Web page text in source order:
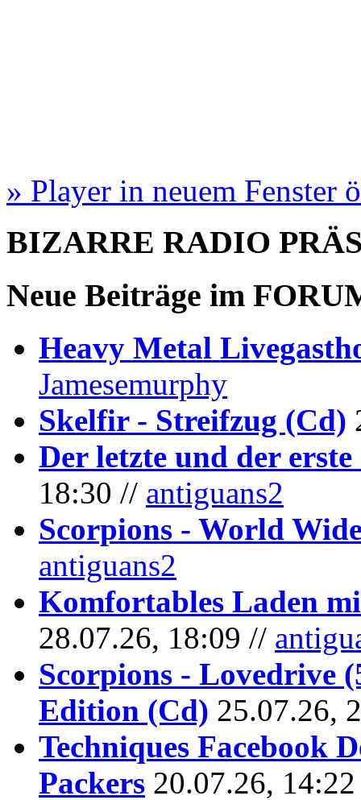
» Player in neuem Fenster
BIZARRE RADIO
Neue Beiträge im
Heavy Metal
Jamesemurphy
Skelfir - Streifzug (Cd)
Der letzte und der erste
18:30 // antiguans2
Scorpions - World
antiguans2
Komfortables Laden
28.07.26, 18:09 //
Scorpions - Lovedrive
Edition (Cd) 25.07.26,
Techniques Facebook
Packers 20.07.26,